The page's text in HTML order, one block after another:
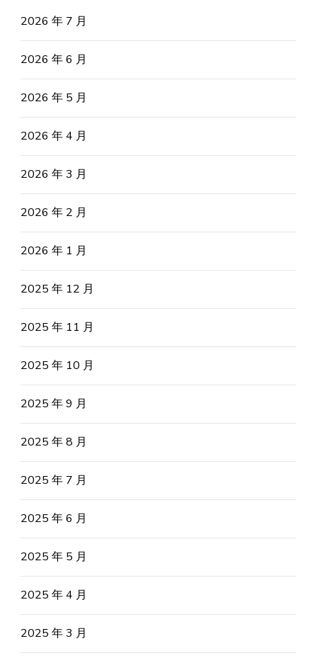
2026 年 7 月
2026 年 6 月
2026 年 5 月
2026 年 4 月
2026 年 3 月
2026 年 2 月
2026 年 1 月
2025 年 12 月
2025 年 11 月
2025 年 10 月
2025 年 9 月
2025 年 8 月
2025 年 7 月
2025 年 6 月
2025 年 5 月
2025 年 4 月
2025 年 3 月